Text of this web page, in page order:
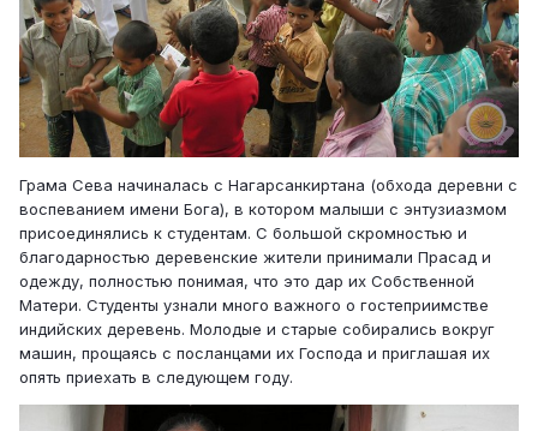
Грама Сева начиналась с Нагарсанкиртана (обхода деревни с
воспеванием имени Бога), в котором малыши с энтузиазмом
присоединялись к студентам. С большой скромностью и
благодарностью деревенские жители принимали Прасад и
одежду, полностью понимая, что это дар их Собственной
Матери. Студенты узнали много важного о гостеприимстве
индийских деревень. Молодые и старые собирались вокруг
машин, прощаясь с посланцами их Господа и приглашая их
опять приехать в следующем году.